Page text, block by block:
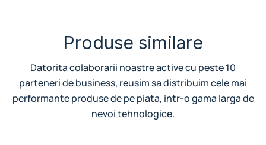
Produse similare
Datorita colaborarii noastre active cu peste 10
parteneri de business, reusim sa distribuim cele mai
performante produse de pe piata, intr-o gama larga de
nevoi tehnologice.